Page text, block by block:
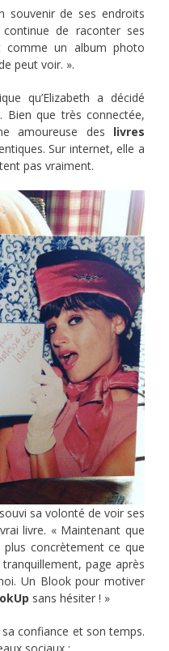
souvenir de ses endroits
continue de raconter ses
comme un album photo
peut voir. ».
qu’Elizabeth a décidé
. Bien que très connectée,
amoureuse des livres
Sur internet, elle a
pas vraiment.
sa volonté de voir ses
livre. « Maintenant que
concrètement ce que
page après
Un Blook pour motiver
sans hésiter ! »
confiance et son temps.